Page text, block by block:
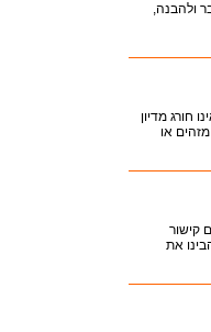
ולהבנה,
חורג מדיון
או
קישור
את